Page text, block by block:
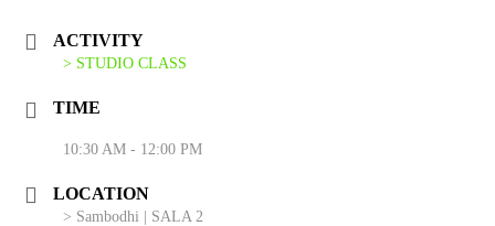
ACTIVITY
> STUDIO CLASS
TIME
10:30 AM - 12:00 PM
LOCATION
> Sambodhi | SALA 2